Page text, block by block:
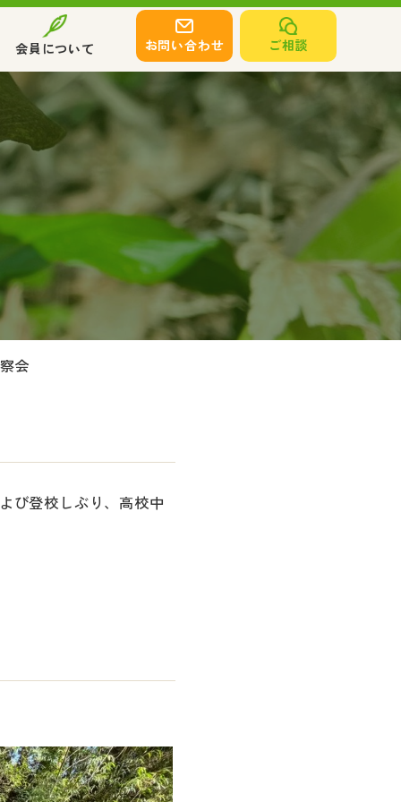
会員について お問い合わせ ご相談
会
び登校しぶり、高校中